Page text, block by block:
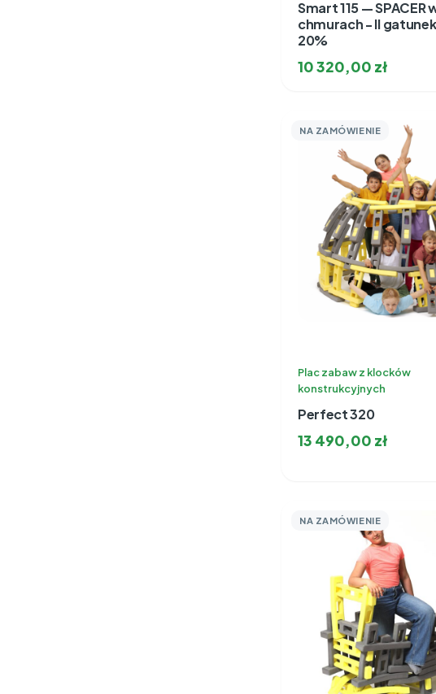
Smart 115 — SPACER
chmurach - II
20%
10 320,00 zł
NA ZAMÓWIENIE
Plac zabaw z klocków
konstrukcyjnych
Perfect 320
13 490,00 zł
NA ZAMÓWIENIE